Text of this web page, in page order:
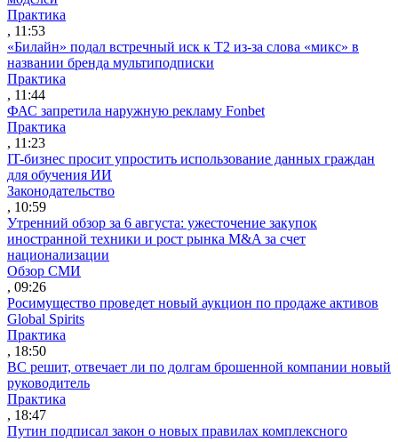
Практика
, 11:53
«Билайн» подал встречный иск к Т2 из-за слова «микс» в
названии бренда мультиподписки
Практика
, 11:44
ФАС запретила наружную рекламу Fonbet
Практика
, 11:23
IT-бизнес просит упростить использование данных граждан
для обучения ИИ
Законодательство
, 10:59
Утренний обзор за 6 августа: ужесточение закупок
иностранной техники и рост рынка M&A за счет
национализации
Обзор СМИ
, 09:26
Росимущество проведет новый аукцион по продаже активов
Global Spirits
Практика
, 18:50
ВС решит, отвечает ли по долгам брошенной компании новый
руководитель
Практика
, 18:47
Путин подписал закон о новых правилах комплексного